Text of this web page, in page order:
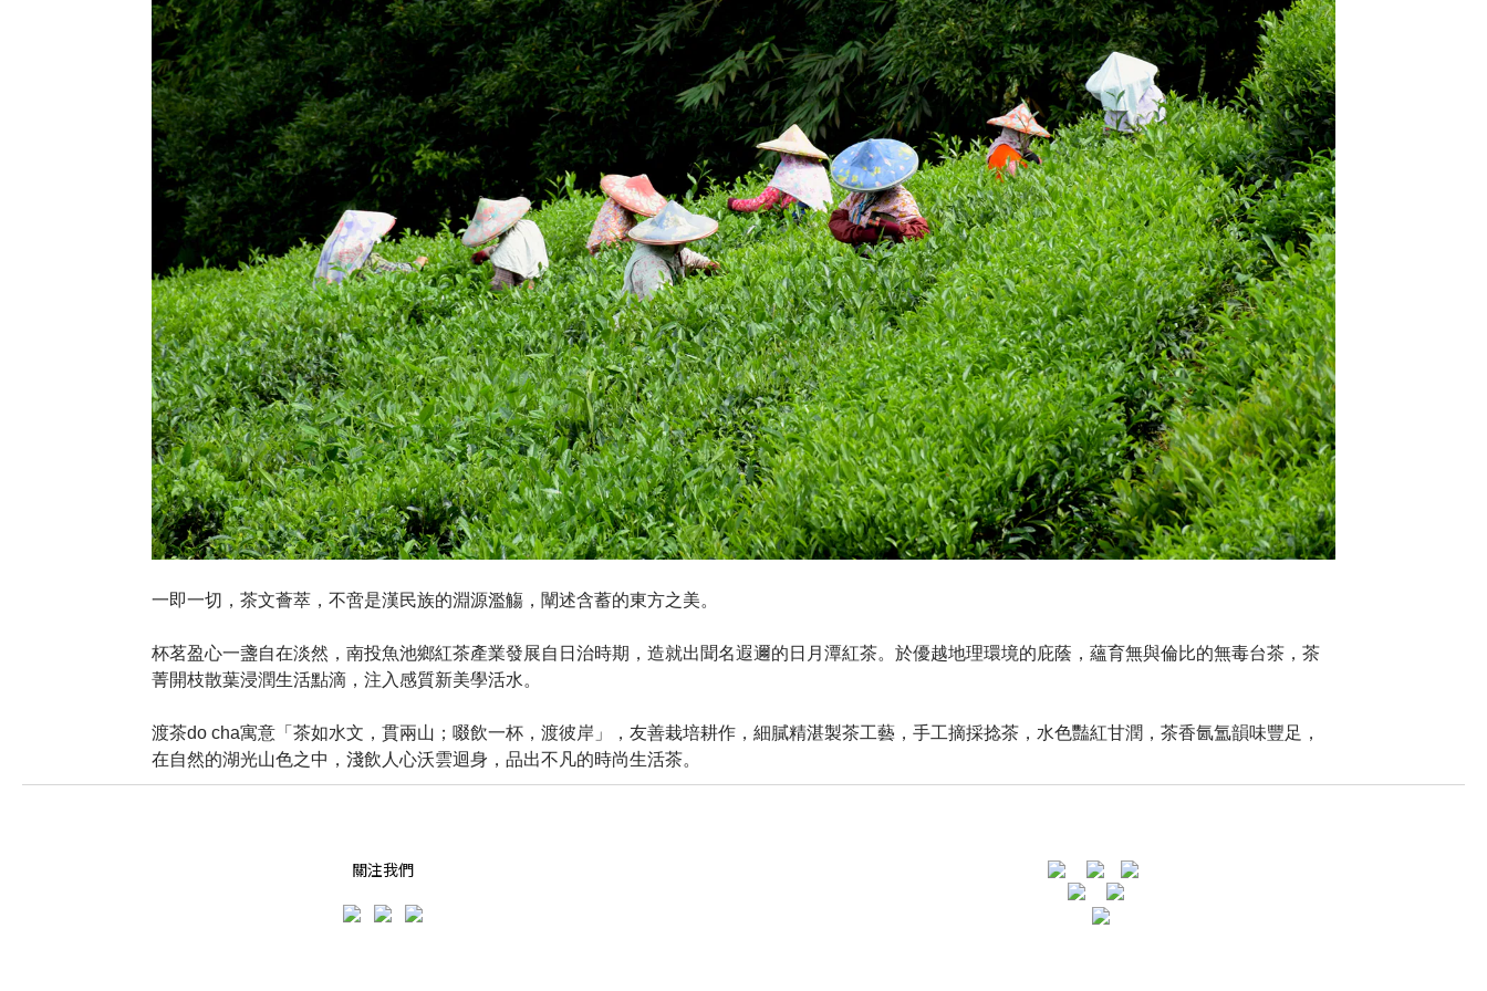
一即一切，茶文薈萃，不啻是漢民族的淵源濫觴，闡述含蓄的東方之美。
杯茗盈心一盞自在淡然，南投魚池鄉紅茶產業發展自日治時期，造就出聞名遐邇的日月潭紅茶。於優越地理環境的庇蔭，蘊育無與倫比的無毒台茶，茶
菁開枝散葉浸潤生活點滴，注入感質新美學活水。
渡茶do cha寓意「茶如水文，貫兩山；啜飲一杯，渡彼岸」，友善栽培耕作，細膩精湛製茶工藝，手工摘採捻茶，水色豔紅甘潤，茶香氤氲韻味豐足，
在自然的湖光山色之中，淺飲人心沃雲迴身，品出不凡的時尚生活茶。
關注我們